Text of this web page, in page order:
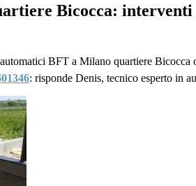
Bicocca:
BFT a Milano quartiere
: risponde Denis, tecnico esperto in